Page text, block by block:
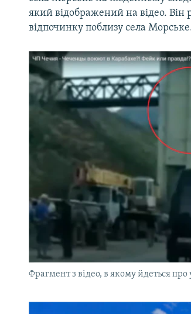
який відображений на відео. Він
відпочинку поблизу села
Фрагмент з відео, в якому йдеться про